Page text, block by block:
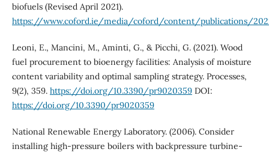
biofuels (Revised April 2021).
https://www.coford.ie/media/coford/content/publications/2022/
Leoni, E., Mancini, M., Aminti, G., & Picchi, G. (2021). Wood
fuel procurement to bioenergy facilities: Analysis of moisture
content variability and optimal sampling strategy. Processes,
9(2), 359. https://doi.org/10.3390/pr9020359DOI:
https://doi.org/10.3390/pr9020359
National Renewable Energy Laboratory. (2006). Consider
installing high-pressure boilers with backpressure turbine-